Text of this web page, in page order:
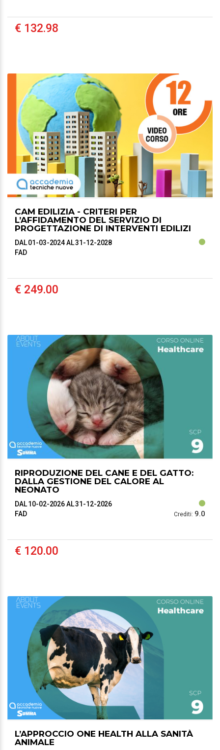
€ 132.98
CAM EDILIZIA - CRITERI PER
L’AFFIDAMENTO DEL SERVIZIO DI
PROGETTAZIONE DI INTERVENTI EDILIZI
DAL 01-03-2024AL 31-12-2028
FAD
€ 249.00
RIPRODUZIONE DEL CANE E DEL GATTO:
DALLA GESTIONE DEL CALORE AL
NEONATO
DAL 10-02-2026AL 31-12-2026
FAD
Crediti: 9.0
€ 120.00
L’APPROCCIO ONE HEALTH ALLA SANITÀ
ANIMALE